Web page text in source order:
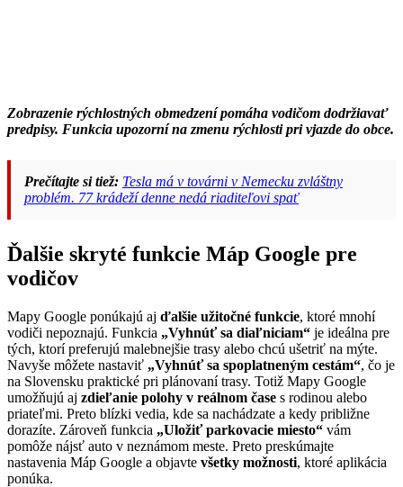
Zobrazenie rýchlostných obmedzení pomáha vodičom dodržiavať
predpisy. Funkcia upozorní na zmenu rýchlosti pri vjazde do obce.
Prečítajte si tiež: Tesla má v továrni v Nemecku zvláštny
problém. 77 krádeží denne nedá riaditeľovi spať
Ďalšie skryté funkcie Máp Google pre
vodičov
Mapy Google ponúkajú aj ďalšie užitočné funkcie, ktoré mnohí
vodiči nepoznajú. Funkcia „Vyhnúť sa diaľniciam“ je ideálna pre
tých, ktorí preferujú malebnejšie trasy alebo chcú ušetriť na mýte.
Navyše môžete nastaviť „Vyhnúť sa spoplatneným cestám“, čo je
na Slovensku praktické pri plánovaní trasy. Totiž Mapy Google
umožňujú aj zdieľanie polohy v reálnom čase s rodinou alebo
priateľmi. Preto blízki vedia, kde sa nachádzate a kedy približne
dorazíte. Zároveň funkcia „Uložiť parkovacie miesto“ vám
pomôže nájsť auto v neznámom meste. Preto preskúmajte
nastavenia Máp Google a objavte všetky možnosti, ktoré aplikácia
ponúka.